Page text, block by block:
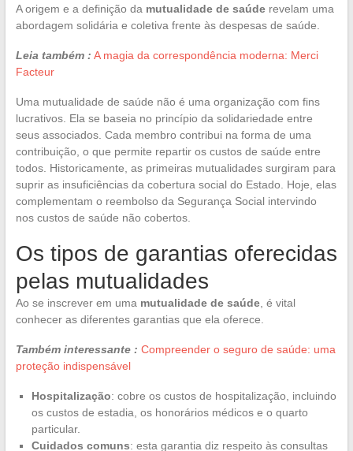
A origem e a definição da mutualidade de saúderevelam uma
abordagem solidária e coletiva frente às despesas de saúde.
Leia também : A magia da correspondência moderna: Merci
Facteur
Uma mutualidade de saúde não é uma organização com fins
lucrativos. Ela se baseia no princípio da solidariedade entre
seus associados. Cada membro contribui na forma de uma
contribuição, o que permite repartir os custos de saúde entre
todos. Historicamente, as primeiras mutualidades surgiram para
suprir as insuficiências da cobertura social do Estado. Hoje, elas
complementam o reembolso da Segurança Social intervindo
nos custos de saúde não cobertos.
Os tipos de garantias oferecidas
pelas mutualidades
Ao se inscrever em uma mutualidade de saúde, é vital
conhecer as diferentes garantias que ela oferece.
Também interessante : Compreender o seguro de saúde: uma
proteção indispensável
Hospitalização: cobre os custos de hospitalização, incluindo
os custos de estadia, os honorários médicos e o quarto
particular.
Cuidados comuns: esta garantia diz respeito às consultas